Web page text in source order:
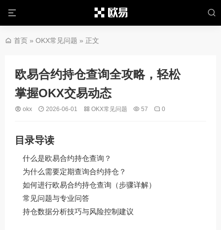
首页 » OKX常见问题 » 正文
欧易合约持仓查询全攻略，轻松
掌握OKX交易动态
okx 2026-06-01 OKX常见问题 57 0
目录导读
什么是欧易合约持仓查询？
为什么需要定期查询合约持仓？
如何进行欧易合约持仓查询（步骤详解）
常见问题与专业问答
持仓数据分析技巧与风险控制建议